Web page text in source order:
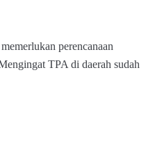
perencanaan
TPA di daerah sudah